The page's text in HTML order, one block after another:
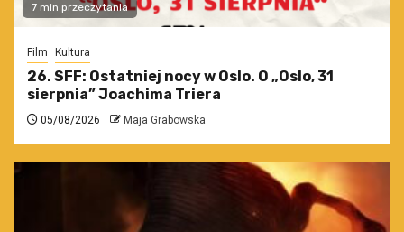
7 min przeczytania
Film Kultura
26. SFF: Ostatniej nocy w Oslo. O „Oslo, 31
sierpnia” Joachima Triera
05/08/2026 Maja Grabowska